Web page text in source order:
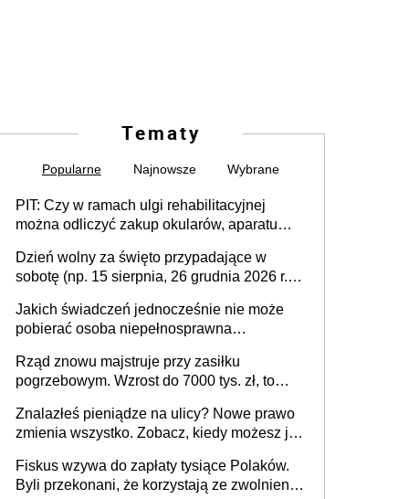
Tematy
Popularne Najnowsze Wybrane
PIT: Czy w ramach ulgi rehabilitacyjnej
można odliczyć zakup okularów, aparatu
Dzień wolny za święto przypadające w
sobotę (np. 15 sierpnia, 26 grudnia 2026 r.) –
pracodawcy (sektor prywatny i administracja
publiczna), najczęstsze pytania
Jakich świadczeń jednocześnie nie może
pobierać osoba niepełnosprawna
Rząd znowu majstruje przy zasiłku
pogrzebowym. Wzrost do 7000 tys. zł, to
Znalazłeś pieniądze na ulicy? Nowe prawo
zmienia wszystko. Zobacz, kiedy możesz je
Fiskus wzywa do zapłaty tysiące Polaków.
Byli przekonani, że korzystają ze zwolnienia